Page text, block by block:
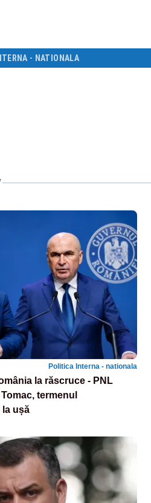
- NATIONALA
Politica Interna - nationala
la răscruce - PNL
termenul
ușă